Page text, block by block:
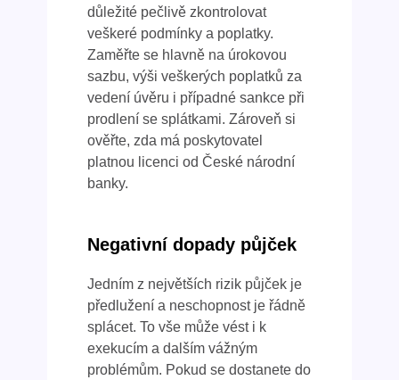
důležité pečlivě zkontrolovat
veškeré podmínky a poplatky.
Zaměřte se hlavně na úrokovou
sazbu, výši veškerých poplatků za
vedení úvěru i případné sankce při
prodlení se splátkami. Zároveň si
ověřte, zda má poskytovatel
platnou licenci od České národní
banky.
Negativní dopady půjček
Jedním z největších rizik půjček je
předlužení a neschopnost je řádně
splácet. To vše může vést i k
exekucím a dalším vážným
problémům. Pokud se dostanete do